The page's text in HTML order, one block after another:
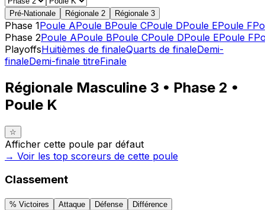
Pré-Nationale Régionale 2 Régionale 3
Phase 1Poule APoule BPoule CPoule DPoule EPoule F
Phase 2Poule APoule BPoule CPoule DPoule EPoule F
PlayoffsHuitièmes de finaleQuarts de finaleDemi-
finaleDemi-finale titreFinale
Régionale Masculine 3 • Phase 2 •
Poule K
☆
Afficher cette poule par défaut
→ Voir les top scoreurs de cette poule
Classement
% Victoires Attaque Défense Différence